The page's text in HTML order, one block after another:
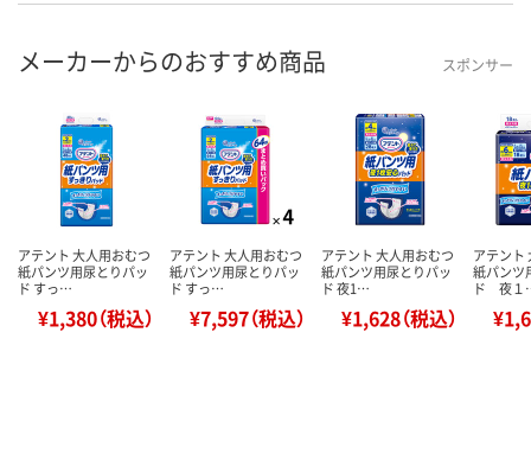
メーカーからのおすすめ商品 スポンサー
アテント 大人用おむつ
紙パンツ用尿とりパッ
ド すっ…
¥1,380（税込）
アテント 大人用おむつ
紙パンツ用尿とりパッ
ド すっ…
¥7,597（税込）
アテント 大人用おむつ
紙パンツ用尿とりパッ
ド 夜1…
¥1,628（税込）
アテント
紙パンツ
ド 夜